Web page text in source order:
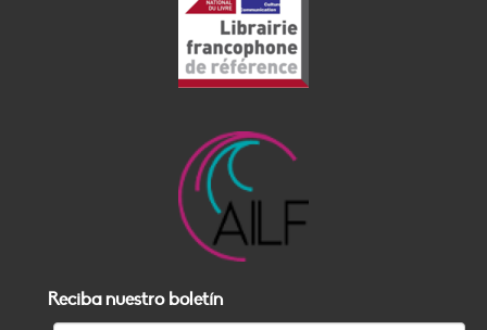
Reciba nuestro boletín